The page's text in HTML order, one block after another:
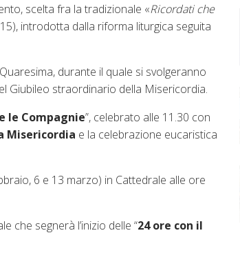
scelta fra la tradizionale «Ricordati che
introdotta dalla riforma liturgica seguita
durante il quale si svolgeranno
Giubileo straordinario della Misericordia.
le Compagnie”, celebrato alle 11.30 con
Misericordia e la celebrazione eucaristica
6 e 13 marzo) in Cattedrale alle ore
che segnerà l’inizio delle “24 ore con il